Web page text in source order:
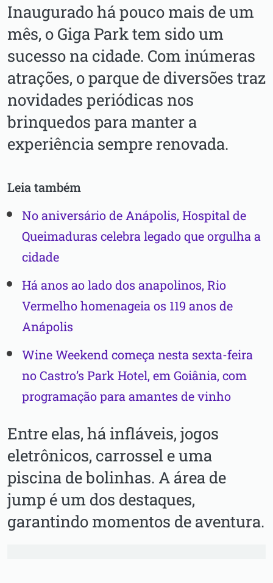
Inaugurado há pouco mais de um
mês, o Giga Park tem sido um
sucesso na cidade. Com inúmeras
atrações, o parque de diversões traz
novidades periódicas nos
brinquedos para manter a
experiência sempre renovada.
Leia também
No aniversário de Anápolis, Hospital de
Queimaduras celebra legado que orgulha a
cidade
Há anos ao lado dos anapolinos, Rio
Vermelho homenageia os 119 anos de
Anápolis
Wine Weekend começa nesta sexta-feira
no Castro’s Park Hotel, em Goiânia, com
programação para amantes de vinho
Entre elas, há infláveis, jogos
eletrônicos, carrossel e uma
piscina de bolinhas. A área de
jump é um dos destaques,
garantindo momentos de aventura.